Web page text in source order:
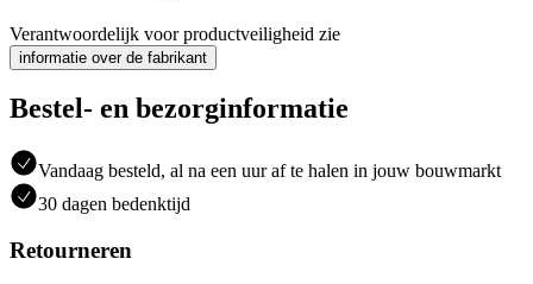
Verantwoordelijk voor productveiligheid zie
informatie over de fabrikant
Bestel- en bezorginformatie
Vandaag besteld, al na een uur af te halen in jouw bouwmarkt
30 dagen bedenktijd
Retourneren